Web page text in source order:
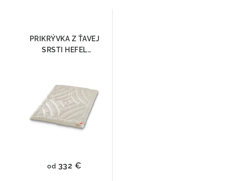
PRIKRÝVKA Z ŤAVEJ
SRSTI HEFEL
od 332 €